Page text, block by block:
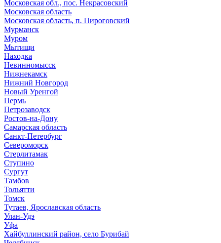
Московская обл., пос. Некрасовский
Московская область
Московская область, п. Пироговский
Мурманск
Муром
Мытищи
Находка
Невинномысск
Нижнекамск
Нижний Новгород
Новый Уренгой
Пермь
Петрозаводск
Ростов-на-Дону
Самарская область
Санкт-Петербург
Североморск
Стерлитамак
Ступино
Сургут
Тамбов
Тольятти
Томск
Тутаев, Ярославская область
Улан-Удэ
Уфа
Хайбуллинский район, село Бурибай